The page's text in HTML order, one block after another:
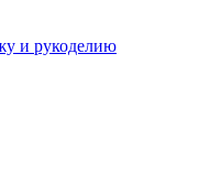
и рукоделию